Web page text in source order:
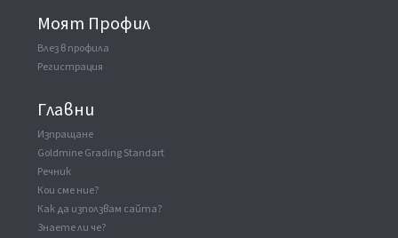
Моят Профил
Влез в профила
Регистрация
Главни
Изпращане
Goldmine Grading Standart
Речник
Кои сме ние?
Как да използвам сайта?
Знаете ли че?